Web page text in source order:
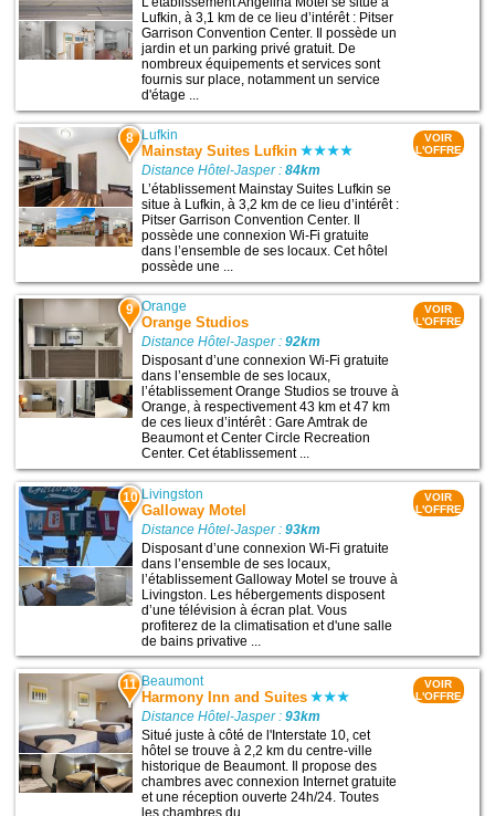
Lufkin, à 3,1 km de ce lieu d’intérêt : Pitser
Garrison Convention Center. Il possède un
jardin et un parking privé gratuit. De
nombreux équipements et services sont
fournis sur place, notamment un service
d'étage ...
8 Lufkin
Mainstay Suites Lufkin
Distance Hôtel-Jasper :84km
L’établissement Mainstay Suites Lufkin se
situe à Lufkin, à 3,2 km de ce lieu d’intérêt :
Pitser Garrison Convention Center. Il
possède une connexion Wi-Fi gratuite
dans l’ensemble de ses locaux. Cet hôtel
possède une ...
VOIR
L'OFFRE
9 Orange
Orange Studios
Distance Hôtel-Jasper :92km
Disposant d’une connexion Wi-Fi gratuite
dans l’ensemble de ses locaux,
l’établissement Orange Studios se trouve à
Orange, à respectivement 43 km et 47 km
de ces lieux d’intérêt : Gare Amtrak de
Beaumont et Center Circle Recreation
Center. Cet établissement ...
VOIR
L'OFFRE
10 Livingston
Galloway Motel
Distance Hôtel-Jasper :93km
Disposant d’une connexion Wi-Fi gratuite
dans l’ensemble de ses locaux,
l’établissement Galloway Motel se trouve à
Livingston. Les hébergements disposent
d’une télévision à écran plat. Vous
profiterez de la climatisation et d'une salle
de bains privative ...
VOIR
L'OFFRE
11 Beaumont
Harmony Inn and Suites
Distance Hôtel-Jasper :93km
Situé juste à côté de l'Interstate 10, cet
hôtel se trouve à 2,2 km du centre-ville
historique de Beaumont. Il propose des
chambres avec connexion Internet gratuite
et une réception ouverte 24h/24. Toutes
les chambres du ...
VOIR
L'OFFRE